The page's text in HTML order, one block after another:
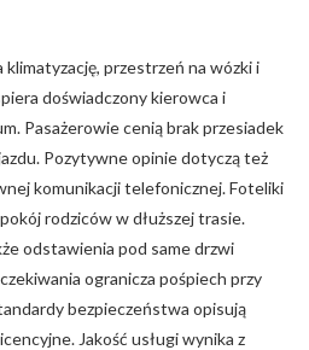
przestrzeń na wózki i
doświadczony kierowca i
Pasażerowie cenią brak przesiadek
Pozytywne opinie dotyczą też
komunikacji telefonicznej. Foteliki
rodziców w dłuższej trasie.
odstawienia pod same drzwi
ogranicza pośpiech przy
bezpieczeństwa opisują
Jakość usługi wynika z